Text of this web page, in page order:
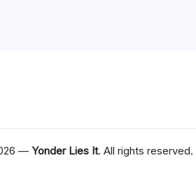
— Yonder Lies It. All rights reserved.